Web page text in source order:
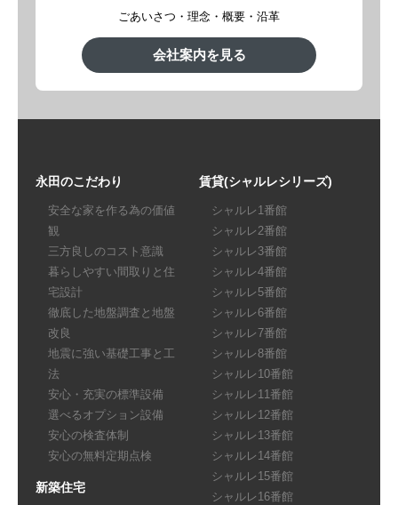
ごあいさつ・理念・概要・沿革
会社案内を見る
永田のこだわり
安全な家を作る為の価値
観
三方良しのコスト意識
暮らしやすい間取りと住
宅設計
徹底した地盤調査と地盤
改良
地震に強い基礎工事と工
法
安心・充実の標準設備
選べるオプション設備
安心の検査体制
安心の無料定期点検
新築住宅
賃貸(シャルレシリーズ)
シャルレ1番館
シャルレ2番館
シャルレ3番館
シャルレ4番館
シャルレ5番館
シャルレ6番館
シャルレ7番館
シャルレ8番館
シャルレ10番館
シャルレ11番館
シャルレ12番館
シャルレ13番館
シャルレ14番館
シャルレ15番館
シャルレ16番館